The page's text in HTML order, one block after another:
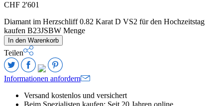
CHF 2'601
Diamant im Herzschliff 0.82 Karat D VS2 für den Hochzeitstag
kaufen B23JSBW Menge
In den Warenkorb
Teilen
Informationen anfordern
Versand kostenlos und versichert